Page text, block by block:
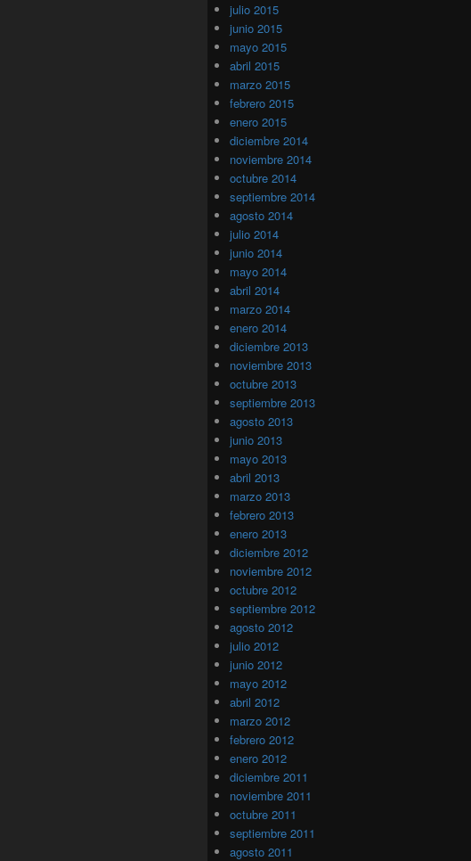
julio 2015
junio 2015
mayo 2015
abril 2015
marzo 2015
febrero 2015
enero 2015
diciembre 2014
noviembre 2014
octubre 2014
septiembre 2014
agosto 2014
julio 2014
junio 2014
mayo 2014
abril 2014
marzo 2014
enero 2014
diciembre 2013
noviembre 2013
octubre 2013
septiembre 2013
agosto 2013
junio 2013
mayo 2013
abril 2013
marzo 2013
febrero 2013
enero 2013
diciembre 2012
noviembre 2012
octubre 2012
septiembre 2012
agosto 2012
julio 2012
junio 2012
mayo 2012
abril 2012
marzo 2012
febrero 2012
enero 2012
diciembre 2011
noviembre 2011
octubre 2011
septiembre 2011
agosto 2011